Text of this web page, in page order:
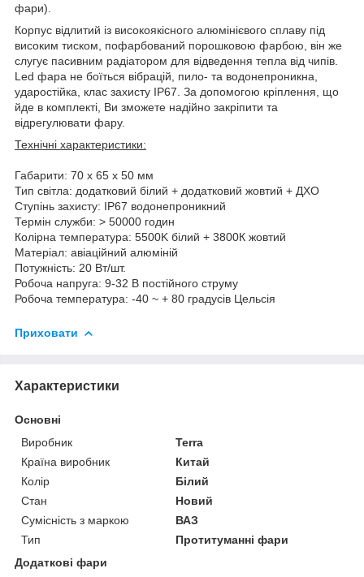
фари).
Корпус відлитий із високоякісного алюмінієвого сплаву під
високим тиском, пофарбований порошковою фарбою, він же
слугує пасивним радіатором для відведення тепла від чипів.
Led фара не боїться вібрацій, пило- та водонепроникна,
ударостійка, клас захисту IP67. За допомогою кріплення, що
йде в комплекті, Ви зможете надійно закріпити та
відрегулювати фару.
Технічні характеристики:
Габарити: 70 х 65 х 50 мм
Тип світла: додатковий білий + додатковий жовтий + ДХО
Ступінь захисту: IP67 водонепроникний
Термін служби: > 50000 годин
Колірна температура: 5500K білий + 3800К жовтий
Матеріал: авіаційний алюміній
Потужність: 20 Вт/шт.
Робоча напруга: 9-32 В постійного струму
Робоча температура: -40 ~ + 80 градусів Цельсія
Приховати
Характеристики
Основні
Виробник
Terra
Країна виробник
Китай
Колір
Білий
Стан
Новий
Сумісність з маркою
ВАЗ
Тип
Протитуманні фари
Додаткові фари